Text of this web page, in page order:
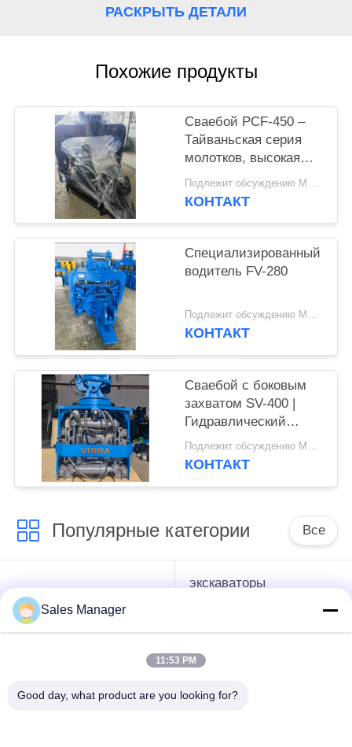
ЦИТАТУ
SITEMAP
PRIVACY
POLICY
РАСКРЫТЬ ДЕТАЛИ
Похожие продукты
Сваебой PCF-450 –
Тайваньская серия
молотков, высокая
взаимозаменяемость
деталей и усилие 535
Подлежит обсуждению MOQ:1 комплект
КОНТАКТ
Специализированный
водитель FV-280
Подлежит обсуждению MOQ:1 SET
КОНТАКТ
Сваебой с боковым
захватом SV-400 |
Гидравлический
молот 656KN для
ограниченного
Подлежит обсуждению MOQ:1 комплект
КОНТАКТ
Популярные категории Все
гидравлические
Копёр
экскаваторы
молоток
кучи сжатия
Sales Manager
11:53 PM
Good day, what product are you looking for?